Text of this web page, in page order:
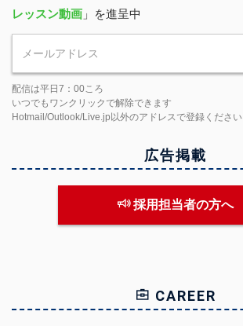
レッスン動画 」を進呈中
配信は平日7：00ころ
いつでもワンクリックで解除できます
Hotmail/Outlook/Live.jp以外のアドレスで登録ください
広告掲載
採用担当者の方へ
CAREER